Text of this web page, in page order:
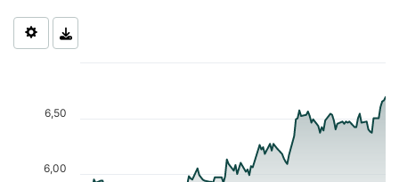
Chart
The chart has 1 X axis displaying Time. Data ranges from 2026-
The chart has 1 Y axis displaying values. Data ranges from 5.36
6,00
6,50